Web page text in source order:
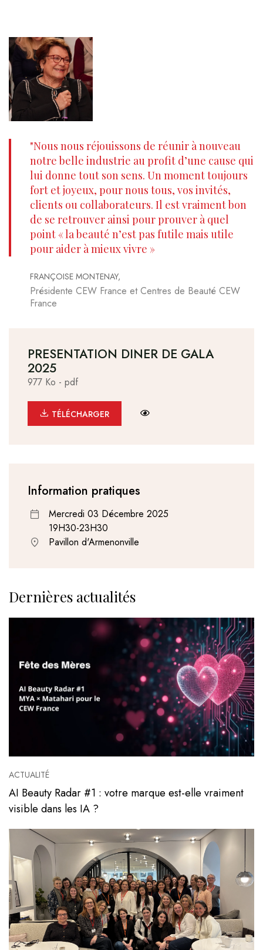
"Nous nous réjouissons de réunir à nouveau
notre belle industrie au profit d’une cause qui
lui donne tout son sens. Un moment toujours
fort et joyeux, pour nous tous, vos invités,
clients ou collaborateurs. Il est vraiment bon
de se retrouver ainsi pour prouver à quel
point « la beauté n’est pas futile mais utile
pour aider à mieux vivre »
FRANÇOISE MONTENAY,
Présidente CEW France et Centres de Beauté CEW
France
PRESENTATION DINER DE GALA
2025
977 Ko - pdf
TÉLÉCHARGERTÉLÉCHARGER LE FICHIER :
TÉLÉCHARGER LE FICHIER
Information pratiques
Mercredi 03 Décembre 2025
19H30-23H30
Pavillon d'Armenonville
Dernières actualités
ACTUALITÉ
AI Beauty Radar #1 : votre marque est-elle vraiment
visible dans les IA ?